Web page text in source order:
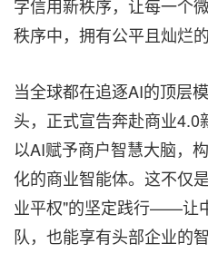
字信用新秩序，让每一个
秩序中，拥有公平且灿烂
当全球都在追逐AI的顶层
头，正式宣告奔赴商业4.0
以AI赋予商户智慧大脑，
化的商业智能体。这不仅
业平权"的坚定践行——让
队，也能享有头部企业的